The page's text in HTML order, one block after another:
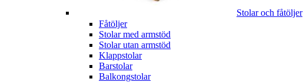
Stolar och fåtöljer
Fåtöljer
Stolar med armstöd
Stolar utan armstöd
Klappstolar
Barstolar
Balkongstolar